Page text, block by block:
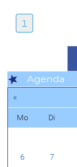
1
Agenda
«
Mo Di
6 7